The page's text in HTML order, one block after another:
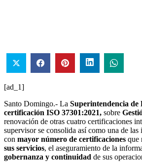
[ad_1]
Santo Domingo.- La Superintendencia de
certificación ISO 37301:2021, sobre
renovación de otras cuatro certificaciones
supervisor se consolida así como una de
con mayor número de certificaciones que
sus servicios, el aseguramiento de la
gobernanza y continuidad de sus